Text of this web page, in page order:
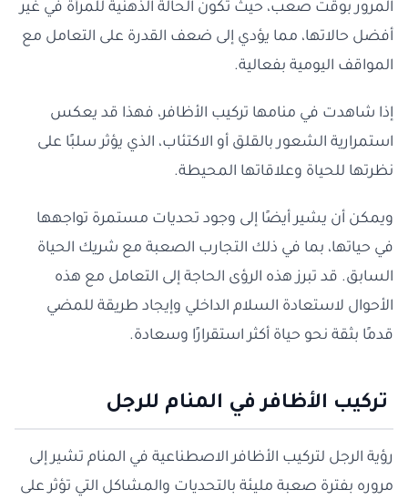
المرور بوقت صعب، حيث تكون الحالة الذهنية للمرأة في غير
أفضل حالاتها، مما يؤدي إلى ضعف القدرة على التعامل مع
المواقف اليومية بفعالية.
إذا شاهدت في منامها تركيب الأظافر، فهذا قد يعكس
استمرارية الشعور بالقلق أو الاكتئاب، الذي يؤثر سلبًا على
نظرتها للحياة وعلاقاتها المحيطة.
ويمكن أن يشير أيضًا إلى وجود تحديات مستمرة تواجهها
في حياتها، بما في ذلك التجارب الصعبة مع شريك الحياة
السابق. قد تبرز هذه الرؤى الحاجة إلى التعامل مع هذه
الأحوال لاستعادة السلام الداخلي وإيجاد طريقة للمضي
قدمًا بثقة نحو حياة أكثر استقرارًا وسعادة.
تركيب الأظافر في المنام للرجل
رؤية الرجل لتركيب الأظافر الاصطناعية في المنام تشير إلى
مروره بفترة صعبة مليئة بالتحديات والمشاكل التي تؤثر على